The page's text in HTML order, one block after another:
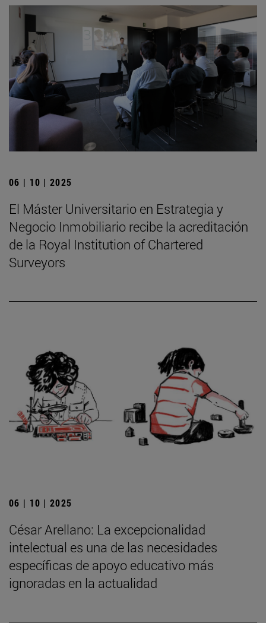
06 | 10 | 2025
El Máster Universitario en Estrategia y
Negocio Inmobiliario recibe la acreditación
de la Royal Institution of Chartered
Surveyors
06 | 10 | 2025
César Arellano: La excepcionalidad
intelectual es una de las necesidades
específicas de apoyo educativo más
ignoradas en la actualidad